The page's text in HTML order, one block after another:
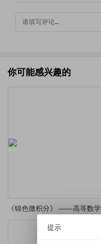
你可能感兴趣的
提示